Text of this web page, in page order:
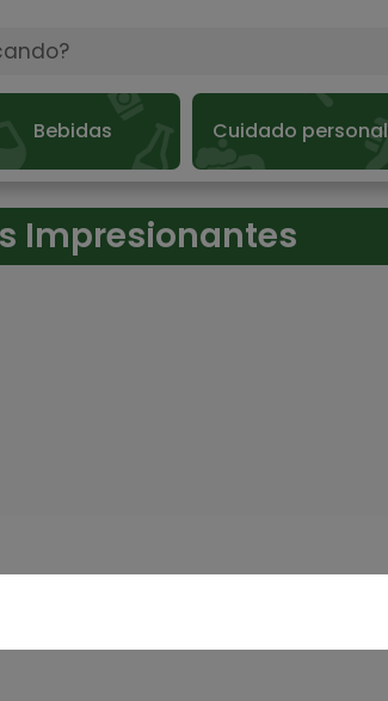
Bebidas Cuidado personal
Impresionantes